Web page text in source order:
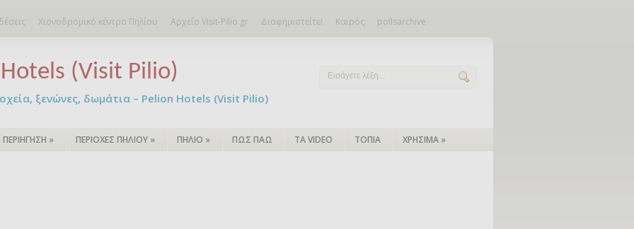
Χιονοδρομικό κέντρο Πηλίου Αρχείο Visit-Pilio.gr Διαφημιστείτε! Καιρός pollsarchive
(Visit Pilio)
ξενώνες, δωμάτια – Pelion Hotels (Visit Pilio)
ΠΕΡΙΗΓΗΣΗ » ΠΕΡΙΟΧΕΣ ΠΗΛΙΟΥ » ΠΗΛΙΟ » ΠΩΣ ΠΑΩ ΤΑ VIDEO ΤΟΠΙΑ ΧΡΗΣΙΜΑ »